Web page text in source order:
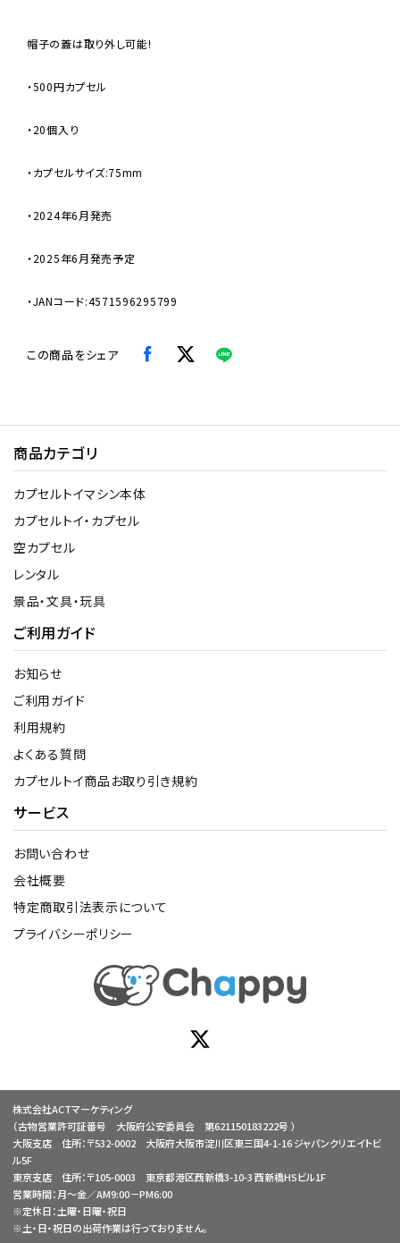
帽子の蓋は取り外し可能!
・500円カプセル
・20個入り
・カプセルサイズ:75mm
・2024年6月発売
・2025年6月発売予定
・JANコード:4571596295799
この商品をシェア
商品カテゴリ
カプセルトイマシン本体
カプセルトイ・カプセル
空カプセル
レンタル
景品・文具・玩具
ご利用ガイド
お知らせ
ご利用ガイド
利用規約
よくある質問
カプセルトイ商品お取り引き規約
サービス
お問い合わせ
会社概要
特定商取引法表示について
プライバシーポリシー
株式会社ACTマーケティング
（古物営業許可証番号 大阪府公安委員会 第621150183222号 ）
大阪支店 住所：〒532-0002 大阪府大阪市淀川区東三国4-1-16 ジャパンクリエイトビ
ル5F
東京支店 住所：〒105-0003 東京都港区西新橋3-10-3 西新橋HSビル1F
営業時間：月～金／AM9:00－PM6:00
※定休日：土曜・日曜・祝日
※土・日・祝日の出荷作業は行っておりません。